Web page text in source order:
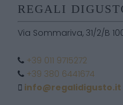
REGALI
Via Sommariva, 31/2/B
+39 011 9715272
+39 380 6441674
info@regalidigusto.it